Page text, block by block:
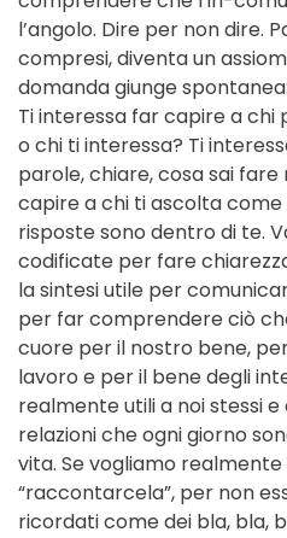
l’angolo. Dire per non dire.
compresi, diventa un
domanda giunge
Ti interessa far capire a
o chi ti interessa? Ti
parole, chiare, cosa sai
capire a chi ti ascolta come
risposte sono dentro di te.
codificate per fare
la sintesi utile per
per far comprendere ciò
cuore per il nostro bene,
lavoro e per il bene degli
realmente utili a noi stessi
relazioni che ogni giorno
vita. Se vogliamo
“raccontarcela”, per non
ricordati come dei bla, bla,